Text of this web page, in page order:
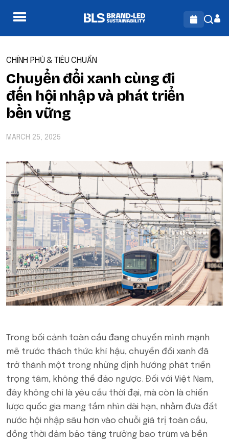
CHÍNH PHỦ & TIÊU CHUẨN
Chuyển đổi xanh cùng đi
đến hội nhập và phát triển
bền vững
MARCH 25, 2025
Trong bối cảnh toàn cầu đang chuyển mình mạnh
mẽ trước thách thức khí hậu, chuyển đổi xanh đã
trở thành một trong những định hướng phát triển
trọng tâm, không thể đảo ngược. Đối với Việt Nam,
đây không chỉ là yêu cầu thời đại, mà còn là chiến
lược quốc gia mang tầm nhìn dài hạn, nhằm đưa đất
nước hội nhập sâu hơn vào chuỗi giá trị toàn cầu,
đồng thời đảm bảo tăng trưởng bao trùm và bền